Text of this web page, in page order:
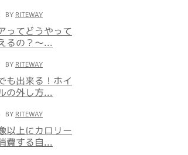
BY RITEWAY
ってどうやって
るの？～...
BY RITEWAY
も出来る！ホイ
の外し方...
BY RITEWAY
以上にカロリー
費する自...